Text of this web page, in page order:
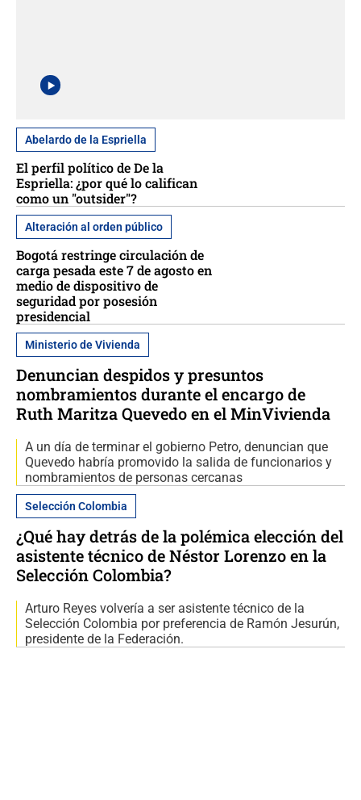
Abelardo de la Espriella
El perfil político de De la
Espriella: ¿por qué lo califican
como un "outsider"?
Alteración al orden público
Bogotá restringe circulación de
carga pesada este 7 de agosto en
medio de dispositivo de
seguridad por posesión
presidencial
Ministerio de Vivienda
Denuncian despidos y presuntos
nombramientos durante el encargo de
Ruth Maritza Quevedo en el MinVivienda
A un día de terminar el gobierno Petro, denuncian que
Quevedo habría promovido la salida de funcionarios y
nombramientos de personas cercanas
Selección Colombia
¿Qué hay detrás de la polémica elección del
asistente técnico de Néstor Lorenzo en la
Selección Colombia?
Arturo Reyes volvería a ser asistente técnico de la
Selección Colombia por preferencia de Ramón Jesurún,
presidente de la Federación.